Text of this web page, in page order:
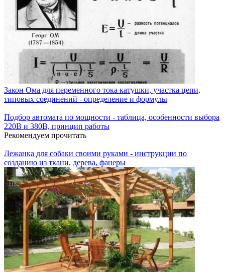
Закон Ома для переменного тока катушки, участка цепи,
типовых соединений - определение и формулы
Подбор автомата по мощности - таблица, особенности выбора
220В и 380В, принцип работы
Рекомендуем прочитать
Лежанка для собаки своими руками - инструкции по
созданию из ткани, дерева, фанеры